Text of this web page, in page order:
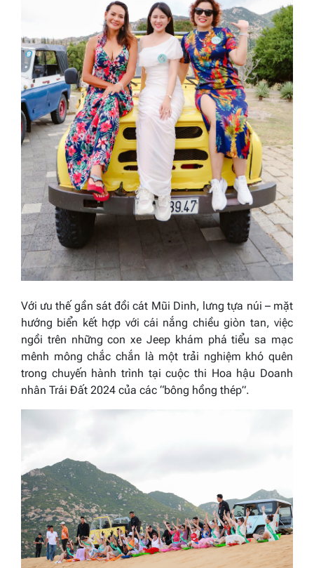
Với ưu thế gần sát đồi cát Mũi Dinh, lưng tựa núi – mặt
hướng biển kết hợp với cái nắng chiều giòn tan, việc
ngồi trên những con xe Jeep khám phá tiểu sa mạc
mênh mông chắc chắn là một trải nghiệm khó quên
trong chuyến hành trình tại cuộc thi Hoa hậu Doanh
nhân Trái Đất 2024 của các “bông hồng thép”.